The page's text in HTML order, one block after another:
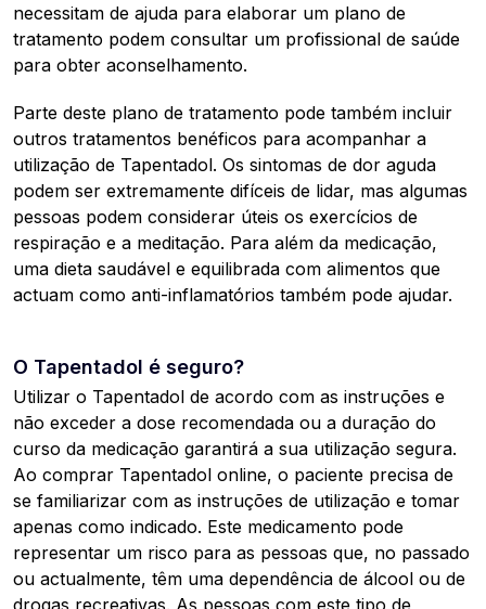
necessitam de ajuda para elaborar um plano de
tratamento podem consultar um profissional de saúde
para obter aconselhamento.
Parte deste plano de tratamento pode também incluir
outros tratamentos benéficos para acompanhar a
utilização de Tapentadol. Os sintomas de dor aguda
podem ser extremamente difíceis de lidar, mas algumas
pessoas podem considerar úteis os exercícios de
respiração e a meditação. Para além da medicação,
uma dieta saudável e equilibrada com alimentos que
actuam como anti-inflamatórios também pode ajudar.
O Tapentadol é seguro?
Utilizar o Tapentadol de acordo com as instruções e
não exceder a dose recomendada ou a duração do
curso da medicação garantirá a sua utilização segura.
Ao comprar Tapentadol online, o paciente precisa de
se familiarizar com as instruções de utilização e tomar
apenas como indicado. Este medicamento pode
representar um risco para as pessoas que, no passado
ou actualmente, têm uma dependência de álcool ou de